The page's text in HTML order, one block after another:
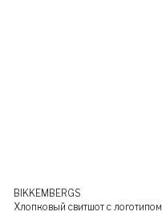
BIKKEMBERGS
Хлопковый свитшот с логотипом